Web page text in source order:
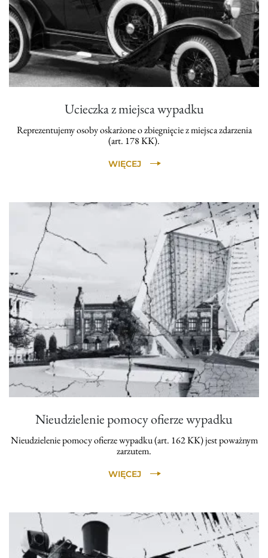
Ucieczka z miejsca wypadku
Reprezentujemy osoby oskarżone o zbiegnięcie z miejsca zdarzenia
(art. 178 KK).
WIĘCEJ
Nieudzielenie pomocy ofierze wypadku
Nieudzielenie pomocy ofierze wypadku (art. 162 KK) jest poważnym
zarzutem.
WIĘCEJ